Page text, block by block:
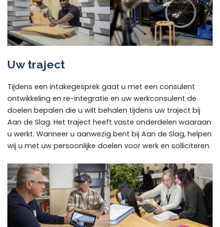
Uw traject
Tijdens een intakegesprek gaat u met een consulent
ontwikkeling en re-integratie en uw werkconsulent de
doelen bepalen die u wilt behalen tijdens uw traject bij
Aan de Slag. Het traject heeft vaste onderdelen waaraan
u werkt. Wanneer u aanwezig bent bij Aan de Slag, helpen
wij u met uw persoonlijke doelen voor werk en solliciteren.